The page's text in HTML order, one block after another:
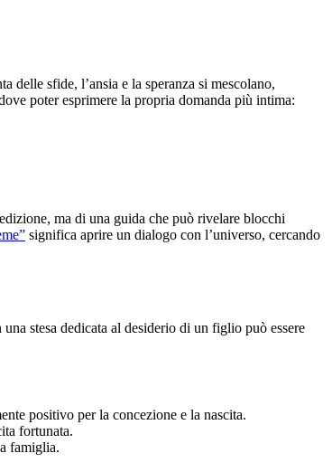
sfide, l’ansia e la speranza si mescolano,
poter esprimere la propria domanda più intima:
ma di una guida che può rivelare blocchi
significa aprire un dialogo con l’universo, cercando
stesa dedicata al desiderio di un figlio può essere
positivo per la concezione e la nascita.
fortunata.
famiglia.